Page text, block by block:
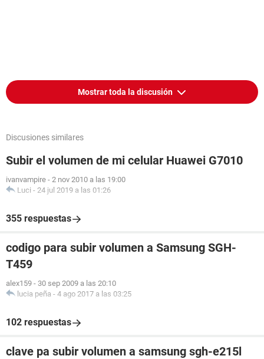
Mostrar toda la discusión
Discusiones similares
Subir el volumen de mi celular Huawei G7010
ivanvampire - 2 nov 2010 a las 19:00
Luci - 24 jul 2019 a las 01:26
355 respuestas
codigo para subir volumen a Samsung SGH-
T459
alex159 - 30 sep 2009 a las 20:10
lucia peña - 4 ago 2017 a las 03:25
102 respuestas
clave pa subir volumen a samsung sgh-e215l